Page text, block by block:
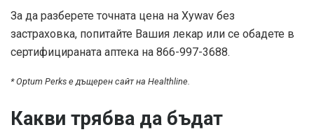
За да разберете точната цена на Xywav без
застраховка, попитайте Вашия лекар или се обадете в
сертифицираната аптека на 866-997-3688.
* Optum Perks е дъщерен сайт на Healthline.
Какви трябва да бъдат